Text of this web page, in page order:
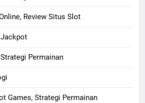
Review Situs Slot
Permainan
Games, Strategi Permainan